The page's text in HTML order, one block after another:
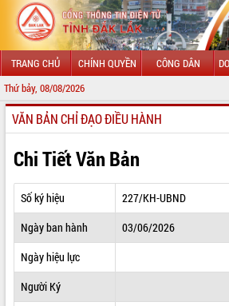
TRANG CHỦ CHÍNH QUYỀN CÔNG DÂN
Thứ bảy, 08/08/2026
GIỚI THIỆU
LÃNH ĐẠO UBND TỈNH
TIN TỨC SỰ KIỆN
SỞ, BAN, NGÀNH
THÔNG TIN CHỈ ĐẠO ĐIỀU HÀNH
VĂN BẢN CHỈ ĐẠO ĐIỀU HÀNH
Chi Tiết Văn Bản
Số ký hiệu
227/KH-UBND
Ngày ban hành
03/06/2026
Ngày hiệu lực
Người Ký